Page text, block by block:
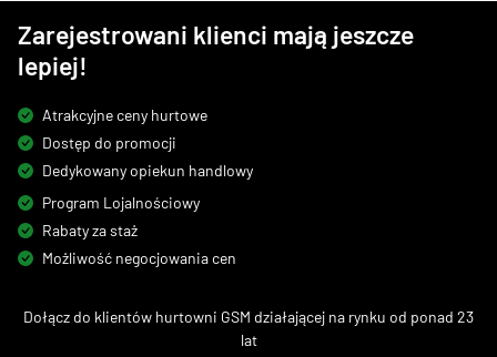
Zarejestrowani klienci mają jeszcze
lepiej!
Atrakcyjne ceny hurtowe
Dostęp do promocji
Dedykowany opiekun handlowy
Program Lojalnościowy
Rabaty za staż
Możliwość negocjowania cen
Dołącz do klientów hurtowni GSM działającej na rynku od ponad 23
lat